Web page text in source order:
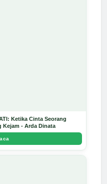
Ketika Cinta Seorang
Kejam - Arda Dinata